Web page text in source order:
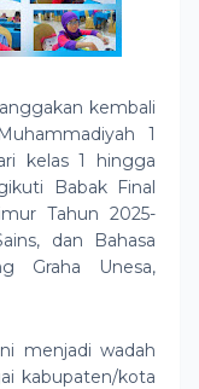
kembali
1
kelas 1 hingga
Babak Final
Tahun 2025-
dan Bahasa
Graha Unesa,
menjadi wadah
kabupaten/kota